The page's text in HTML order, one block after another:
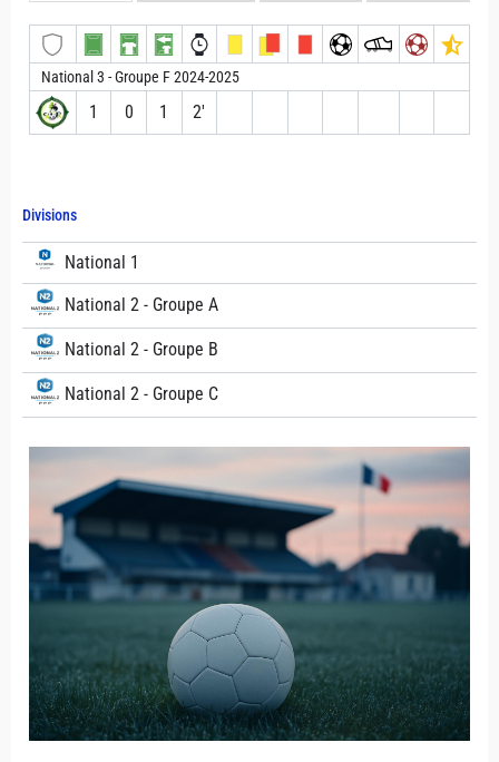
Divisions
National 1
National 2 - Groupe A
National 2 - Groupe B
National 2 - Groupe C
National 3 - Groupe F 2024-2025
1 0 1 2′